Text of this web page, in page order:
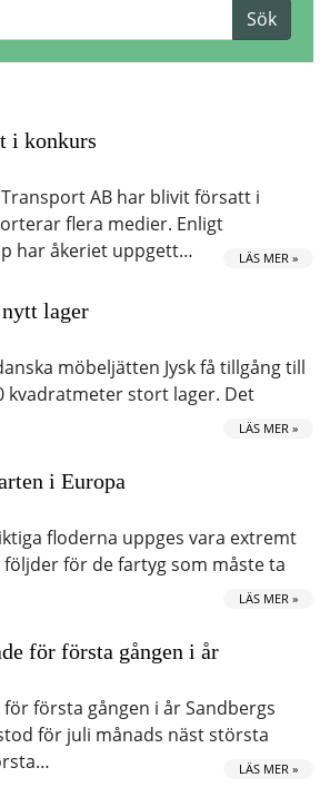
i konkurs
AB har blivit försatt i
flera medier. Enligt
har åkeriet uppgett…
LÄS MER »
lager
möbeljätten Jysk få tillgång till
kvadratmeter stort lager. Det
LÄS MER »
i Europa
floderna uppges vara extremt
för de fartyg som måste ta
LÄS MER »
för första gången i år
första gången i år Sandbergs
för juli månads näst största
LÄS MER »